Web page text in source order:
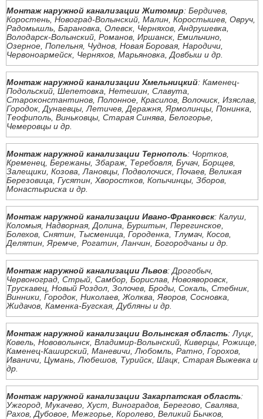
Монтаж наружной канализации Житомир: Бердичев,
Коростень, Новоград-Волынский, Малин, Коростышев, Овруч,
Радомышль, Барановка, Олевск, Черняхов, Андрушевка,
Володарск-Волынский, Романов, Иршанск, Емильчино,
Озерное, Попельня, Чуднов, Новая Боровая, Народичи,
Червоноармейск, Черняхов, Марьяновка, Довбыш и др.
Монтаж наружной канализации Хмельницкий: Каменец-
Подольский, Шепетовка, Нетешин, Славута,
Староконстантинов, Полонное, Красилов, Волочиск, Изяслав,
Городок, Дунаевцы, Летичев, Деражня, Ярмолинцы, Понинка,
Теофиполь, Виньковцы, Старая Синява, Белогорье,
Чемеровцы и др.
Монтаж наружной канализации Тернополь: Чортков,
Кременец, Бережаны, Збараж, Теребовля, Бучач, Борщев,
Залещики, Козова, Лановцы, Подволочиск, Почаев, Великая
Березовица, Гусятин, Хворостков, Копычинцы, Зборов,
Монастыриска и др.
Монтаж наружной канализации Ивано-Франковск: Калуш,
Коломыя, Надворная, Долина, Бурштын, Перегинское,
Болехов, Снятин, Тысменица, Городенка, Тлумач, Косов,
Делятин, Яремче, Рогатин, Ланчин, Богородчаны и др.
Монтаж наружной канализации Львов: Дрогобыч,
Червоноград, Стрый, Самбор, Борислав, Новояворовск,
Трускавец, Новый Роздол, Золочев, Броды, Сокаль, Стебник,
Винники, Городок, Николаев, Жолква, Яворов, Сосновка,
Жидачов, Каменка-Бугская, Дубляны и др.
Монтаж наружной канализации Волынская область: Луцк,
Ковель, Нововолынск, Владимир-Волынский, Киверцы, Рожище,
Каменец-Каширский, Маневичи, Любомль, Ратно, Горохов,
Иваничи, Цумань, Любешов, Турийск, Шацк, Старая Выжевка и
др.
Монтаж наружной канализации Закарпатская область:
Ужгород, Мукачево, Хуст, Виноградов, Берегово, Свалява,
Рахов, Дубовое, Межгорье, Королево, Великий Бычков,